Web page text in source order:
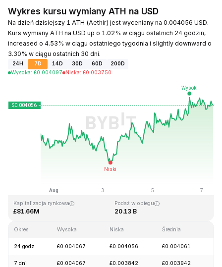
Wykres kursu wymiany ATH na USD
Na dzień dzisiejszy 1 ATH (Aethir) jest wyceniany na 0.004056 USD.
Kurs wymiany ATH na USD up o 1.02% w ciągu ostatnich 24 godzin,
increased o 4.53% w ciągu ostatniego tygodnia i slightly downward o
3.30% w ciągu ostatnich 30 dni.
24H 7D 14D 30D 60D
200D
Wysoka: £0.004097 Niska: £0.003750
Ostatnia aktualizacja strony: 2026-08-07, 10:28 GMT+0
Kapitalizacja rynkowa
£81.66M
Podaż w obiegu
20.13 B
Okres Wysoka Niska Średnia
24 godz. £0.004067 £0.004056 £0.004061
7 dni £0.004067 £0.003842 £0.003942